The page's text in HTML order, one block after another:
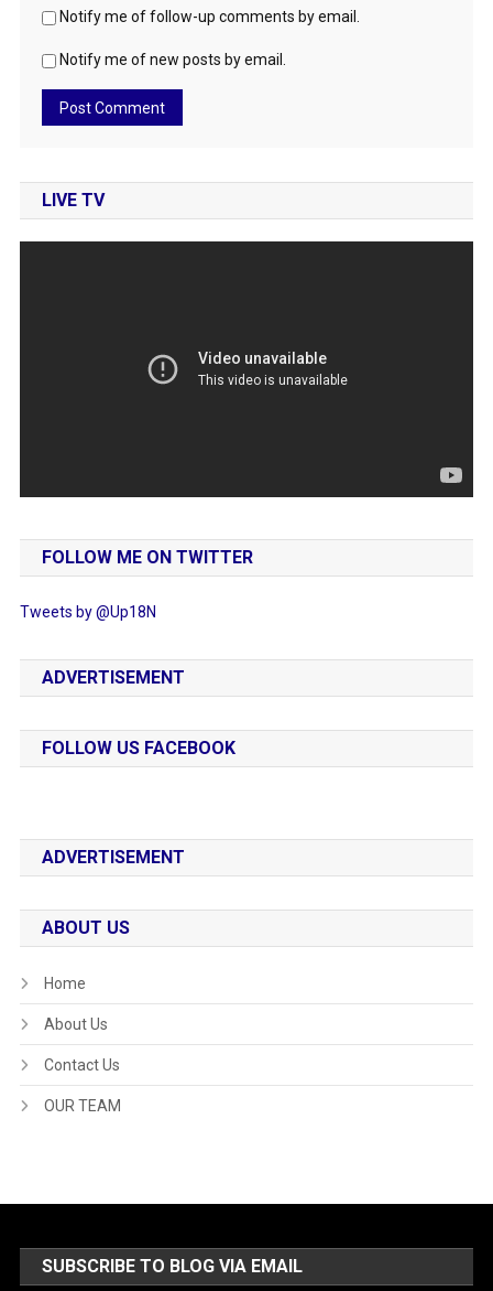
Notify me of follow-up comments by email.
Notify me of new posts by email.
LIVE TV
FOLLOW ME ON TWITTER
Tweets by @Up18N
ADVERTISEMENT
FOLLOW US FACEBOOK
ADVERTISEMENT
ABOUT US
Home
About Us
Contact Us
OUR TEAM
SUBSCRIBE TO BLOG VIA EMAIL